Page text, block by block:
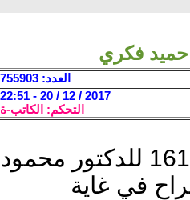
- حميد فكري
العدد: 755903
2017 / 12 / 20 - 22:51
التحكم: الكاتب-ة
المرجو ,عدم إهمال التعليق رقم 161 للدكتور محمود
في غاية